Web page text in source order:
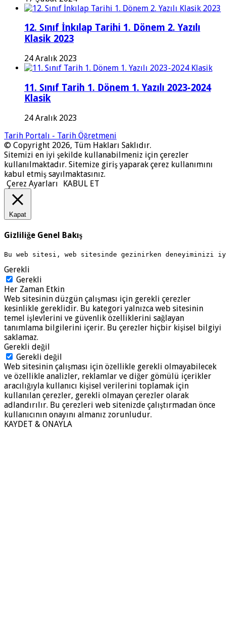
12. Sınıf İnkılap Tarihi 1. Dönem 2. Yazılı
Klasik 2023
24 Aralık 2023
11. Sınıf Tarih 1. Dönem 1. Yazılı 2023-2024
Klasik
24 Aralık 2023
Tarih Portalı - Tarih Öğretmeni
© Copyright 2026, Tüm Hakları Saklıdır.
Sitemizi en iyi şekilde kullanabilmeniz için çerezler
kullanılmaktadır. Sitemize giriş yaparak çerez kullanımını
kabul etmiş sayılmaktasınız.
Çerez Ayarları
KABUL ET
Kapat
Gizliliğe Genel Bakış
Bu web sitesi, web sitesinde gezinirken deneyiminizi
Gerekli
Gerekli
Her Zaman Etkin
Web sitesinin düzgün çalışması için gerekli çerezler
kesinlikle gereklidir. Bu kategori yalnızca web sitesinin
temel işlevlerini ve güvenlik özelliklerini sağlayan
tanımlama bilgilerini içerir. Bu çerezler hiçbir kişisel bilgiyi
saklamaz.
Gerekli değil
Gerekli değil
Web sitesinin çalışması için özellikle gerekli olmayabilecek
ve özellikle analizler, reklamlar ve diğer gömülü içerikler
aracılığıyla kullanıcı kişisel verilerini toplamak için
kullanılan çerezler, gerekli olmayan çerezler olarak
adlandırılır. Bu çerezleri web sitenizde çalıştırmadan önce
kullanıcının onayını almanız zorunludur.
KAYDET & ONAYLA